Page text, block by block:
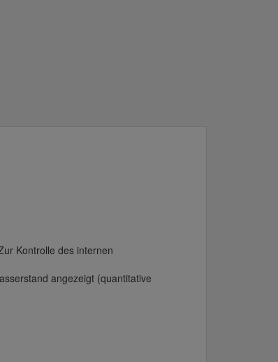
Kontrolle des internen
angezeigt (quantitative